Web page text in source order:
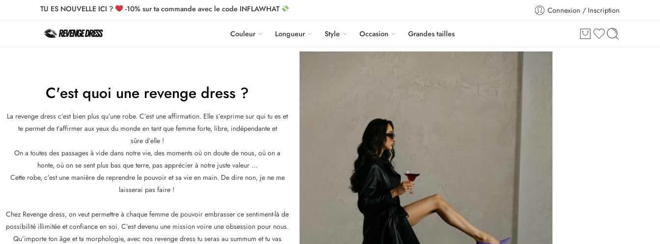
TU ES NOUVELLE ICI ? -10% sur ta commande avec le code INFLAWHAT Connexion / Inscription
Couleur Longueur Style Occasion Grandes tailles
C'est quoi une revenge dress ?
La revenge dress c’est bien plus qu’une robe. C’est une affirmation. Elle s’exprime sur qui tu es et
te permet de t’affirmer aux yeux du monde en tant que femme forte, libre, indépendante et
sûre d’elle !
On a toutes des passages à vide dans notre vie, des moments où on doute de nous, où on a
honte, où on se sent plus bas que terre, pas apprécier à notre juste valeur …
Cette robe, c’est une manière de reprendre le pouvoir et sa vie en main. De dire non, je ne me
laisserai pas faire !
Chez Revenge dress, on veut permettre à chaque femme de pouvoir embrasser ce sentiment-là de
possibilité illimitée et confiance en soi. C’est devenu une mission voire une obsession pour nous.
Qu’importe ton âge et ta morphologie, avec nos revenge dress tu seras au summum et tu vas